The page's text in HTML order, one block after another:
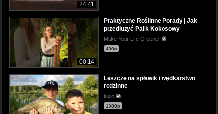
24:41
00:14
Praktyczne Roślinne Porady | Jak
przedłużyć Palik Kokosowy
Make Your Life Greener
480p
Leszcze na spławik i wędkarstwo
rodzinne
lucio
1080p